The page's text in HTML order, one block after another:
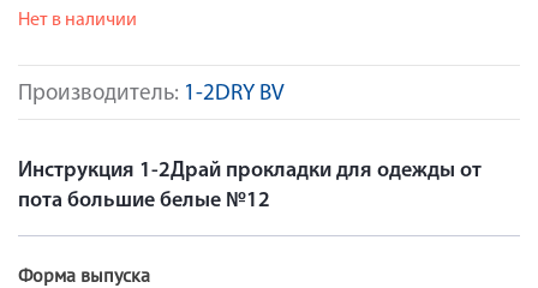
Производитель: 1-2DRY BV
Нет в наличии
Инструкция 1-2Драй прокладки для одежды от
пота большие белые №12
Форма выпуска